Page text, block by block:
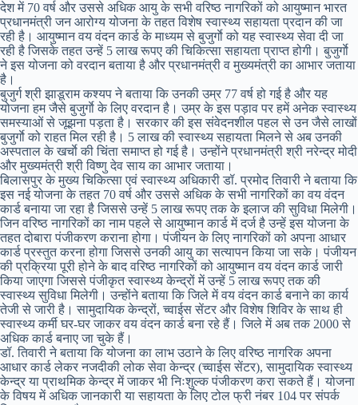
देश में 70 वर्ष और उससे अधिक आयु के सभी वरिष्ठ नागरिकों को आयुष्मान भारत
प्रधानमंत्री जन आरोग्य योजना के तहत विशेष स्वास्थ्य सहायता प्रदान की जा
रही है। आयुष्मान वय वंदन कार्ड के माध्यम से बुजुर्गाे को यह स्वास्थ्य सेवा दी जा
रही है जिसके तहत उन्हें 5 लाख रूपए की चिकित्सा सहायता प्राप्त होगी। बुजुर्गाे
ने इस योजना को वरदान बताया है और प्रधानमंत्री व मुख्यमंत्री का आभार जताया
है।
बुजुर्ग श्री झाडूराम कश्यप ने बताया कि उनकी उम्र 77 वर्ष हो गई है और यह
योजना हम जैसे बुजुर्गाे के लिए वरदान है। उम्र के इस पड़ाव पर हमें अनेक स्वास्थ्य
समस्याओं से जूझना पड़ता है। सरकार की इस संवेदनशील पहल से उन जैसे लाखों
बुजुर्गाे को राहत मिल रही है। 5 लाख की स्वास्थ्य सहायता मिलने से अब उनकी
अस्पताल के खर्चाे की चिंता समाप्त हो गई है। उन्होंने प्रधानमंत्री श्री नरेन्द्र मोदी
और मुख्यमंत्री श्री विष्णु देव साय का आभार जताया।
बिलासपुर के मुख्य चिकित्सा एवं स्वास्थ्य अधिकारी डॉ. प्रमोद तिवारी ने बताया कि
इस नई योजना के तहत 70 वर्ष और उससे अधिक के सभी नागरिकों का वय वंदन
कार्ड बनाया जा रहा है जिससे उन्हें 5 लाख रूपए तक के इलाज की सुविधा मिलेगी।
जिन वरिष्ठ नागरिकों का नाम पहले से आयुष्मान कार्ड में दर्ज है उन्हें इस योजना के
तहत दोबारा पंजीकरण कराना होगा। पंजीयन के लिए नागरिकों को अपना आधार
कार्ड प्रस्तुत करना होगा जिससे उनकी आयु का सत्यापन किया जा सके। पंजीयन
की प्रक्रिया पूरी होने के बाद वरिष्ठ नागरिकों को आयुष्मान वय वंदन कार्ड जारी
किया जाएगा जिससे पंजीकृत स्वास्थ्य केन्द्रों में उन्हें 5 लाख रूपए तक की
स्वास्थ्य सुविधा मिलेगी। उन्होंने बताया कि जिले में वय वंदन कार्ड बनाने का कार्य
तेजी से जारी है। सामुदायिक केन्द्रों, च्वाईस सेंटर और विशेष शिविर के साथ ही
स्वास्थ्य कर्मी घर-घर जाकर वय वंदन कार्ड बना रहे हैं। जिले में अब तक 2000 से
अधिक कार्ड बनाए जा चुके हैं।
डॉ. तिवारी ने बताया कि योजना का लाभ उठाने के लिए वरिष्ठ नागरिक अपना
आधार कार्ड लेकर नजदीकी लोक सेवा केन्द्र (च्वाईस सेंटर), सामुदायिक स्वास्थ्य
केन्द्र या प्राथमिक केन्द्र में जाकर भी निःशुल्क पंजीकरण करा सकते हैं। योजना
के विषय में अधिक जानकारी या सहायता के लिए टोल फ्री नंबर 104 पर संपर्क